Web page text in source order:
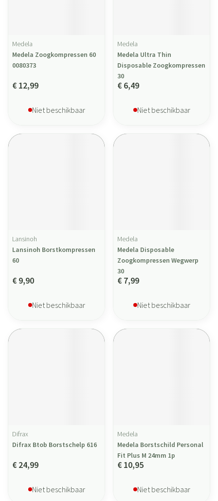
Medela
Medela Zoogkompressen 60
0080373
€ 12,99
Niet beschikbaar
Medela
Medela Ultra Thin
Disposable Zoogkompressen
30
€ 6,49
Niet beschikbaar
Lansinoh
Lansinoh Borstkompressen
60
€ 9,90
Niet beschikbaar
Medela
Medela Disposable
Zoogkompressen Wegwerp
30
€ 7,99
Niet beschikbaar
Difrax
Difrax Btob Borstschelp 616
€ 24,99
Niet beschikbaar
Medela
Medela Borstschild Personal
Fit Plus M 24mm 1p
€ 10,95
Niet beschikbaar